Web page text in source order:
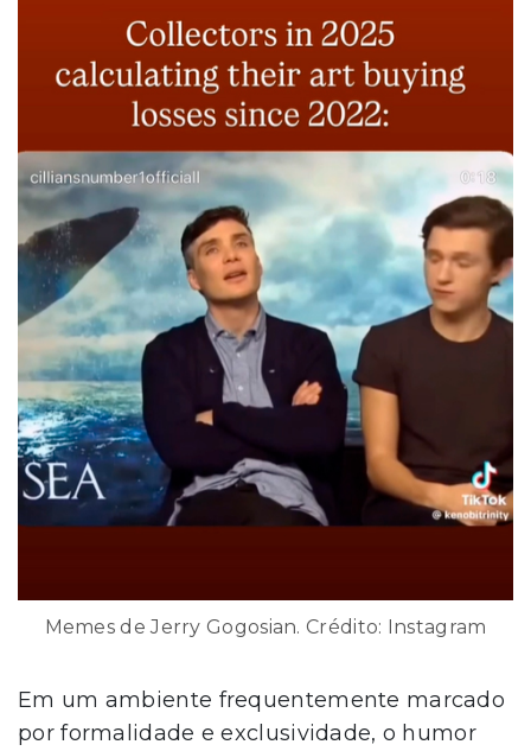
Memes de Jerry Gogosian. Crédito: Instagram
Em um ambiente frequentemente marcado
por formalidade e exclusividade, o humor